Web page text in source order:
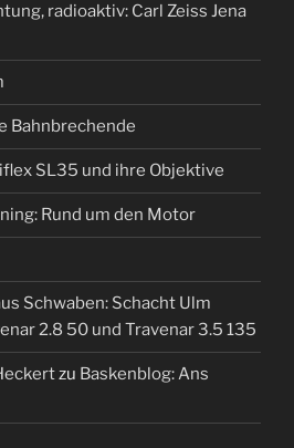
radioaktiv: Carl Zeiss Jena
Bahnbrechende
SL35 und ihre Objektive
Rund um den Motor
Schwaben: Schacht Ulm
2.8 50 und Travenar 3.5 135
zu Baskenblog: Ans